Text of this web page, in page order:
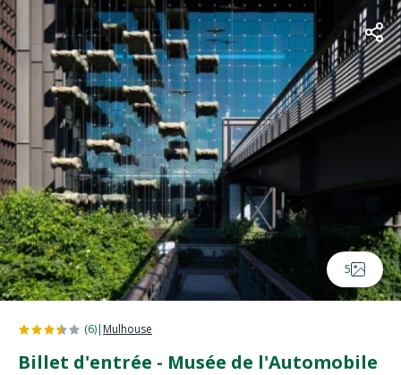
5
(6)| Mulhouse
Billet d'entrée - Musée de l'Automobile